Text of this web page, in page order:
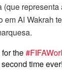
representa
em Al Wakrah
the
time ever!